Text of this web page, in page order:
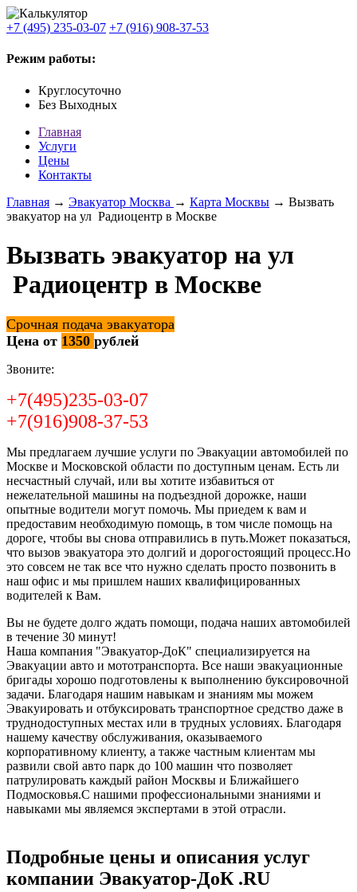
+7 (495) 235-03-07 +7 (916) 908-37-53
Режим работы:
Круглосуточно
Без Выходных
Главная
Услуги
Цены
Контакты
Главная → Эвакуатор Москва → Карта Москвы → Вызвать
эвакуатор на ул Радиоцентр в Москве
Вызвать эвакуатор на ул
Радиоцентр в Москве
Срочная подача эвакуатора
Цена от 1350 рублей
Звоните:
+7(495)235-03-07
+7(916)908-37-53
Мы предлагаем лучшие услуги по Эвакуации автомобилей по
Москве и Московской области по доступным ценам. Есть ли
несчастный случай, или вы хотите избавиться от
нежелательной машины на подъездной дорожке, наши
опытные водители могут помочь. Мы приедем к вам и
предоставим необходимую помощь, в том числе помощь на
дороге, чтобы вы снова отправились в путь.Может показаться,
что вызов эвакуатора это долгий и дорогостоящий процесс.Но
это совсем не так все что нужно сделать просто позвонить в
наш офис и мы пришлем наших квалифицированных
водителей к Вам.
Вы не будете долго ждать помощи, подача наших автомобилей
в течение 30 минут!
Наша компания "Эвакуатор-ДоК" специализируется на
Эвакуации авто и мототранспорта. Все наши эвакуационные
бригады хорошо подготовлены к выполнению буксировочной
задачи. Благодаря нашим навыкам и знаниям мы можем
Эвакуировать и отбуксировать транспортное средство даже в
труднодоступных местах или в трудных условиях. Благодаря
нашему качеству обслуживания, оказываемого
корпоративному клиенту, а также частным клиентам мы
развили свой авто парк до 100 машин что позволяет
патрулировать каждый район Москвы и Ближайшего
Подмосковья.С нашими профессиональными знаниями и
навыками мы являемся экспертами в этой отрасли.
Подробные цены и описания услуг
компании Эвакуатор-ДоК .RU